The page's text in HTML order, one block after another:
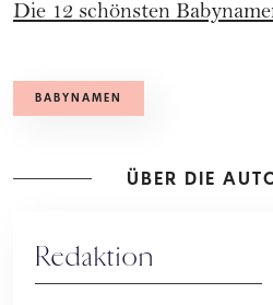
Die 12 schönsten
BABYNAMEN
ÜBER DIE
Redaktion